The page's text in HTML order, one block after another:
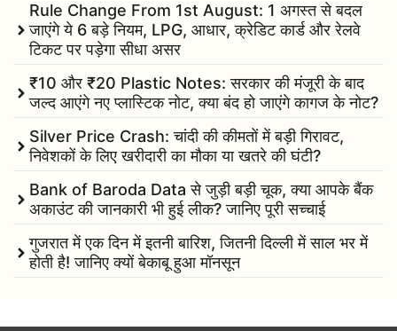
Rule Change From 1st August: 1 अगस्त से बदल
जाएंगे ये 6 बड़े नियम, LPG, आधार, क्रेडिट कार्ड और रेलवे
टिकट पर पड़ेगा सीधा असर
₹10 और ₹20 Plastic Notes: सरकार की मंजूरी के बाद
जल्द आएंगे नए प्लास्टिक नोट, क्या बंद हो जाएंगे कागज के नोट?
Silver Price Crash: चांदी की कीमतों में बड़ी गिरावट,
निवेशकों के लिए खरीदारी का मौका या खतरे की घंटी?
Bank of Baroda Data से जुड़ी बड़ी चूक, क्या आपके बैंक
अकाउंट की जानकारी भी हुई लीक? जानिए पूरी सच्चाई
गुजरात में एक दिन में इतनी बारिश, जितनी दिल्ली में साल भर में
होती है! जानिए क्यों बेकाबू हुआ मॉनसून